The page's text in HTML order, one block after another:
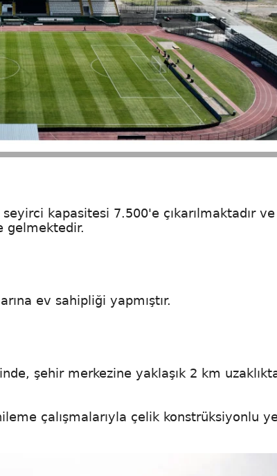
kapasitesi 7.500'e çıkarılmaktadır ve
gelmektedir.
ev sahipliği yapmıştır.
şehir merkezine yaklaşık 2 km
çalışmalarıyla çelik konstrüksiyonlu